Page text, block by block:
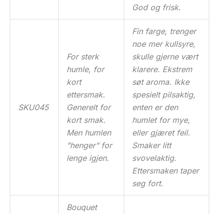
God og frisk.
SKU045
For sterk
humle, for
kort
ettersmak.
Generelt for
kort smak.
Men humlen
"henger" for
lenge igjen.
Fin farge, trenger
noe mer kullsyre,
skulle gjerne vært
klarere. Ekstrem
søt aroma. Ikke
spesielt pilsaktig,
enten er den
humlet for mye,
eller gjæret feil.
Smaker litt
svovelaktig.
Ettersmaken taper
seg fort.
Bouquet